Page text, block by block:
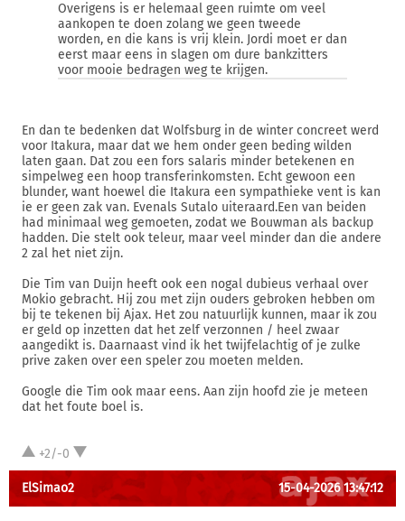
Overigens is er helemaal geen ruimte om veel
aankopen te doen zolang we geen tweede
worden, en die kans is vrij klein. Jordi moet er dan
eerst maar eens in slagen om dure bankzitters
voor mooie bedragen weg te krijgen.
En dan te bedenken dat Wolfsburg in de winter concreet werd
voor Itakura, maar dat we hem onder geen beding wilden
laten gaan. Dat zou een fors salaris minder betekenen en
simpelweg een hoop transferinkomsten. Echt gewoon een
blunder, want hoewel die Itakura een sympathieke vent is kan
ie er geen zak van. Evenals Sutalo uiteraard.Een van beiden
had minimaal weg gemoeten, zodat we Bouwman als backup
hadden. Die stelt ook teleur, maar veel minder dan die andere
2 zal het niet zijn.
Die Tim van Duijn heeft ook een nogal dubieus verhaal over
Mokio gebracht. Hij zou met zijn ouders gebroken hebben om
bij te tekenen bij Ajax. Het zou natuurlijk kunnen, maar ik zou
er geld op inzetten dat het zelf verzonnen / heel zwaar
aangedikt is. Daarnaast vind ik het twijfelachtig of je zulke
prive zaken over een speler zou moeten melden.
Google die Tim ook maar eens. Aan zijn hoofd zie je meteen
dat het foute boel is.
+2/-0
ElSimao2 15-04-2026 13:47:12